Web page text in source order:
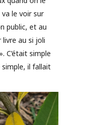
le voir sur
public, et au
au si joli
C’était simple
il fallait